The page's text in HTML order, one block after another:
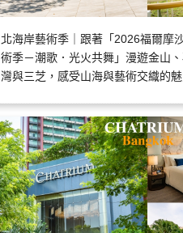
北海岸藝術季｜跟著「2026福爾摩
術季－潮歌．光火共舞」漫遊金山
灣與三芝，感受山海與藝術交織的